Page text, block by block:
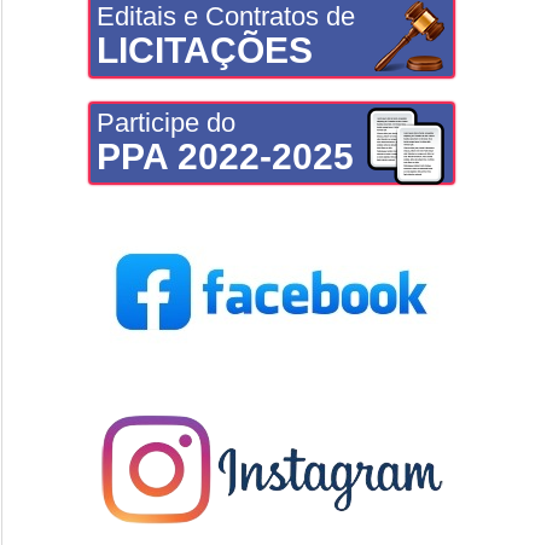
Editais e Contratos de
LICITAÇÕES
Participe do
PPA 2022-2025